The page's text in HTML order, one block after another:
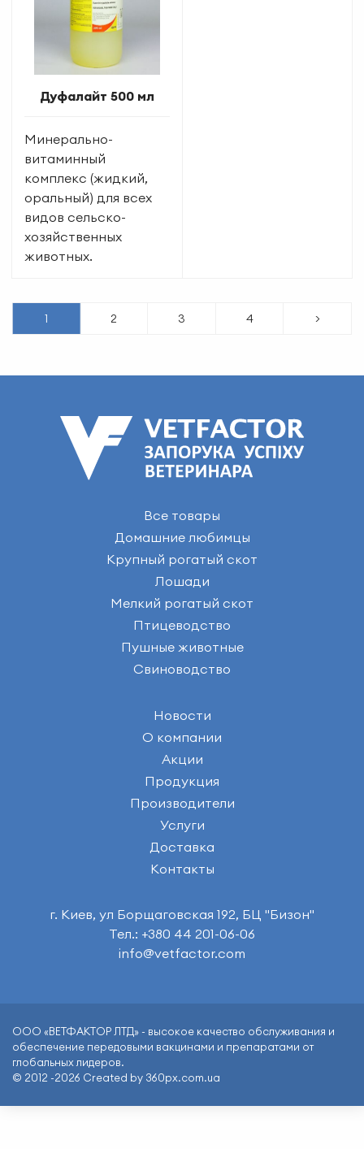
Дуфалайт 500 мл
Минерально-
витаминный
комплекс (жидкий,
оральный) для всех
видов сельско-
хозяйственных
животных.
1 2 3 4 >
Все товары
Домашние любимцы
Крупный рогатый скот
Лошади
Мелкий рогатый скот
Птицеводство
Пушные животные
Свиноводство
Новости
О компании
Акции
Продукция
Производители
Услуги
Доставка
Контакты
г. Киев, ул Борщаговская 192, БЦ "Бизон"
Тел.: +380 44 201-06-06
info@vetfactor.com
ООО «ВЕТФАКТОР ЛТД» - высокое качество обслуживания и
обеспечение передовыми вакцинами и препаратами от
глобальных лидеров.
© 2012 -2026 Created by 360px.com.ua